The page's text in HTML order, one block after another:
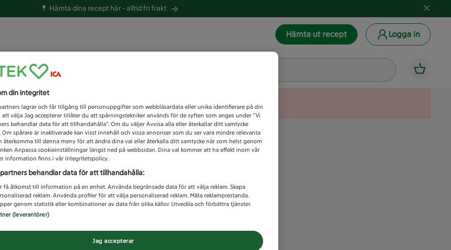
💊 Hämta dina recept här -alltid fri frakt
Hämta ut recept Logga in
efter idag?
Unknown error
din integritet
lagrar och får tillgång till personuppgifter som webbläsardata eller unika identifierare på din
att välja Jag accepterar tillåter du att spårningstekniker används för de syften som anges under ”Vi
behandlar data för att tillhandahålla”. Om du väljer Avvisa alla eller återkallar ditt samtycke
Om spårare är inaktiverade kan visst innehåll och vissa annonser som du ser vara mindre relevanta
återkomma till denna meny för att ändra dina val eller återkalla ditt samtycke när som helst genom
Anpassa cookieinställningar längst ned på webbsidan. Dina val kommer att ha effekt inom vår
information finns i vår integritetspolicy.
behandlar data för att tillhandahålla:
få åtkomst till information på en enhet. Använda begränsade data för att välja reklam. Skapa
reklam. Använda profiler för att välja personaliserad reklam. Mäta reklamprestanda.
genom statistik eller kombinationer av data från olika källor. Utveckla och förbättra tjänster.
(leverantörer)
Jag accepterar